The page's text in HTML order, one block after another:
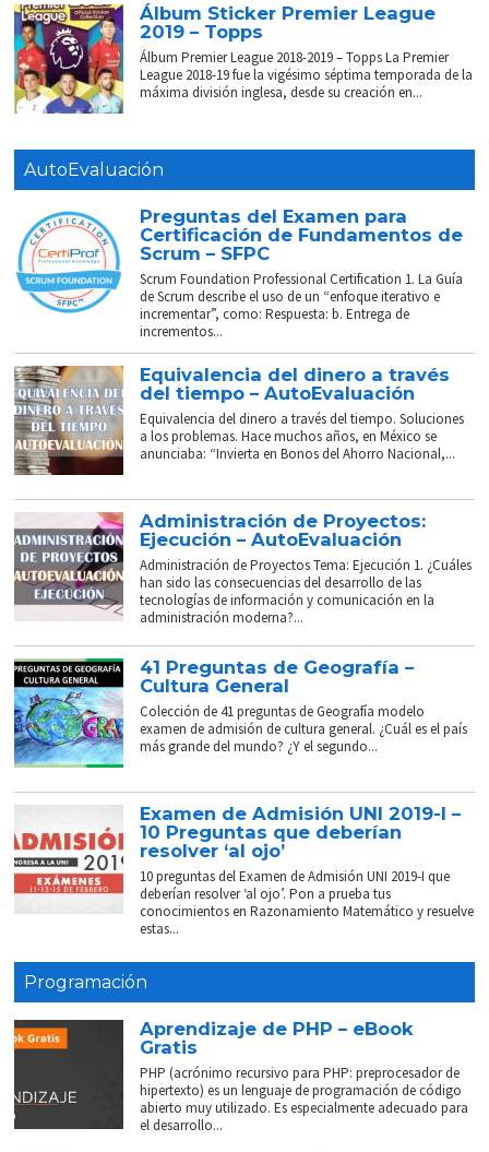
Álbum Sticker Premier League
2019 – Topps
Álbum Premier League 2018-2019 – Topps La Premier
League 2018-19 fue la vigésimo séptima temporada de la
máxima división inglesa, desde su creación en...
AutoEvaluación
Preguntas del Examen para
Certificación de Fundamentos de
Scrum – SFPC
Scrum Foundation Professional Certification 1. La Guía
de Scrum describe el uso de un “enfoque iterativo e
incrementar”, como: Respuesta: b. Entrega de
incrementos...
Equivalencia del dinero a través
del tiempo – AutoEvaluación
Equivalencia del dinero a través del tiempo. Soluciones
a los problemas. Hace muchos años, en México se
anunciaba: “Invierta en Bonos del Ahorro Nacional,...
Administración de Proyectos:
Ejecución – AutoEvaluación
Administración de Proyectos Tema: Ejecución 1. ¿Cuáles
han sido las consecuencias del desarrollo de las
tecnologías de información y comunicación en la
administración moderna?...
41 Preguntas de Geografía –
Cultura General
Colección de 41 preguntas de Geografía modelo
examen de admisión de cultura general. ¿Cuál es el país
más grande del mundo? ¿Y el segundo...
Examen de Admisión UNI 2019-I –
10 Preguntas que deberían
resolver ‘al ojo’
10 preguntas del Examen de Admisión UNI 2019-I que
deberían resolver ‘al ojo’. Pon a prueba tus
conocimientos en Razonamiento Matemático y resuelve
estas...
Programación
Aprendizaje de PHP – eBook
Gratis
PHP (acrónimo recursivo para PHP: preprocesador de
hipertexto) es un lenguaje de programación de código
abierto muy utilizado. Es especialmente adecuado para
el desarrollo...